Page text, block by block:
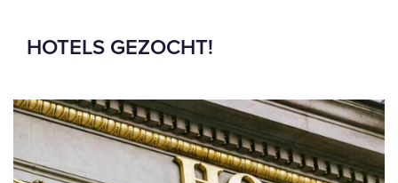
HOTELS GEZOCHT!